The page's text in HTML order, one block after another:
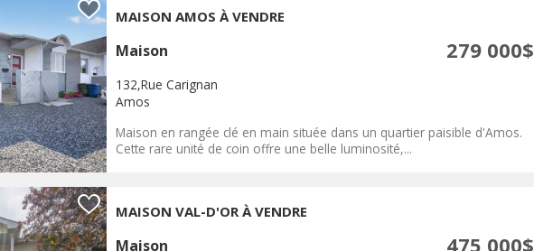
MAISON AMOS À VENDRE
Maison 279 000$
132,Rue Carignan
Amos
Maison en rangée clé en main située dans un quartier paisible d'Amos.
Cette rare unité de coin offre une belle luminosité,...
MAISON VAL-D'OR À VENDRE
Maison 475 000$